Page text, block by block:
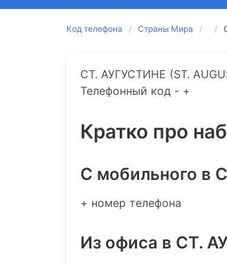
Код телефона Страны Мира
СТ. АУГУСТИНЕ (ST.
Телефонный код - +
Кратко про
C мобильного в
+ номер телефона
Из офиса в СТ.